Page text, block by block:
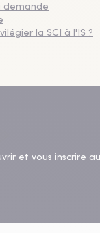
demande
la SCI à l'IS ?
et vous inscrire